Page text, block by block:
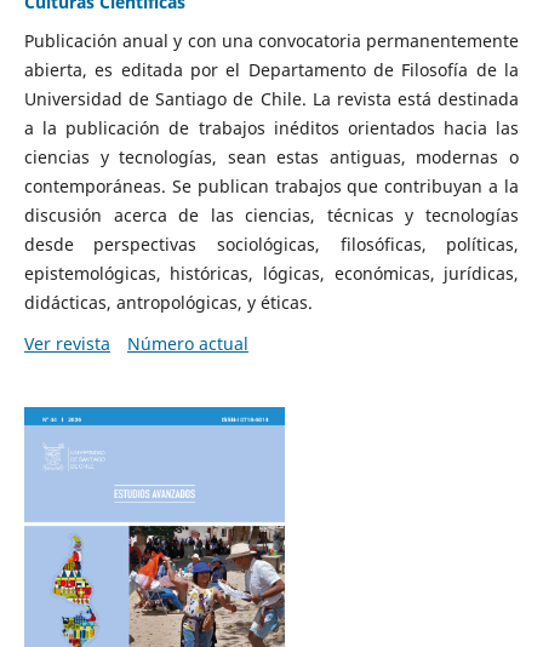
Publicación anual y con una convocatoria permanentemente
abierta, es editada por el Departamento de Filosofía de la
Universidad de Santiago de Chile. La revista está destinada
a la publicación de trabajos inéditos orientados hacia las
ciencias y tecnologías, sean estas antiguas, modernas o
contemporáneas. Se publican trabajos que contribuyan a la
discusión acerca de las ciencias, técnicas y tecnologías
desde perspectivas sociológicas, filosóficas, políticas,
epistemológicas, históricas, lógicas, económicas, jurídicas,
didácticas, antropológicas, y éticas.
Ver revista
Número actual